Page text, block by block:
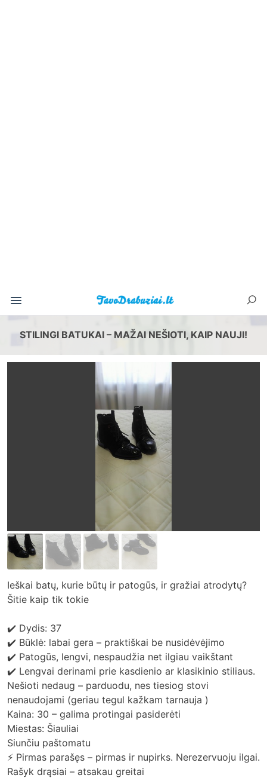
STILINGI BATUKAI – MAŽAI NEŠIOTI, KAIP NAUJI!
Ieškai batų, kurie būtų ir patogūs, ir gražiai atrodytų?
Šitie kaip tik tokie
✔️ Dydis: 37
✔️ Būklė: labai gera – praktiškai be nusidėvėjimo
✔️ Patogūs, lengvi, nespaudžia net ilgiau vaikštant
✔️ Lengvai derinami prie kasdienio ar klasikinio stiliaus.
Nešioti nedaug – parduodu, nes tiesiog stovi
nenaudojami (geriau tegul kažkam tarnauja )
Kaina: 30 – galima protingai pasiderėti
Miestas: Šiauliai
Siunčiu paštomatu
⚡ Pirmas parašęs – pirmas ir nupirks. Nerezervuoju ilgai.
Rašyk drąsiai – atsakau greitai